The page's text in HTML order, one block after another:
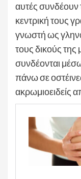
αυτές συνδέουν
κεντρική τους
γνωστή ως
τους δικούς
συνδέονται
πάνω σε
ακρωμιοειδείς